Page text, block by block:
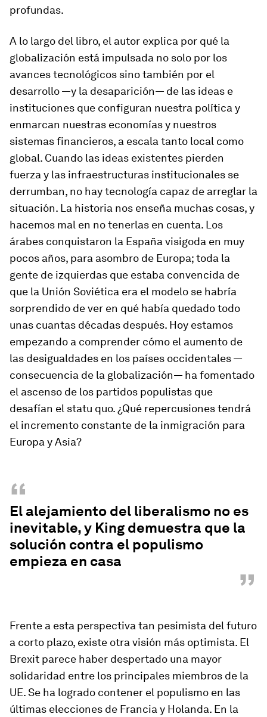
profundas.
A lo largo del libro, el autor explica por qué la
globalización está impulsada no solo por los
avances tecnológicos sino también por el
desarrollo —y la desaparición— de las ideas e
instituciones que configuran nuestra política y
enmarcan nuestras economías y nuestros
sistemas financieros, a escala tanto local como
global. Cuando las ideas existentes pierden
fuerza y las infraestructuras institucionales se
derrumban, no hay tecnología capaz de arreglar la
situación. La historia nos enseña muchas cosas, y
hacemos mal en no tenerlas en cuenta. Los
árabes conquistaron la España visigoda en muy
pocos años, para asombro de Europa; toda la
gente de izquierdas que estaba convencida de
que la Unión Soviética era el modelo se habría
sorprendido de ver en qué había quedado todo
unas cuantas décadas después. Hoy estamos
empezando a comprender cómo el aumento de
las desigualdades en los países occidentales —
consecuencia de la globalización— ha fomentado
el ascenso de los partidos populistas que
desafían el statu quo. ¿Qué repercusiones tendrá
el incremento constante de la inmigración para
Europa y Asia?
“
El alejamiento del liberalismo no es
inevitable, y King demuestra que la
solución contra el populismo
empieza en casa
”
Frente a esta perspectiva tan pesimista del futuro
a corto plazo, existe otra visión más optimista. El
Brexit parece haber despertado una mayor
solidaridad entre los principales miembros de la
UE. Se ha logrado contener el populismo en las
últimas elecciones de Francia y Holanda. En la